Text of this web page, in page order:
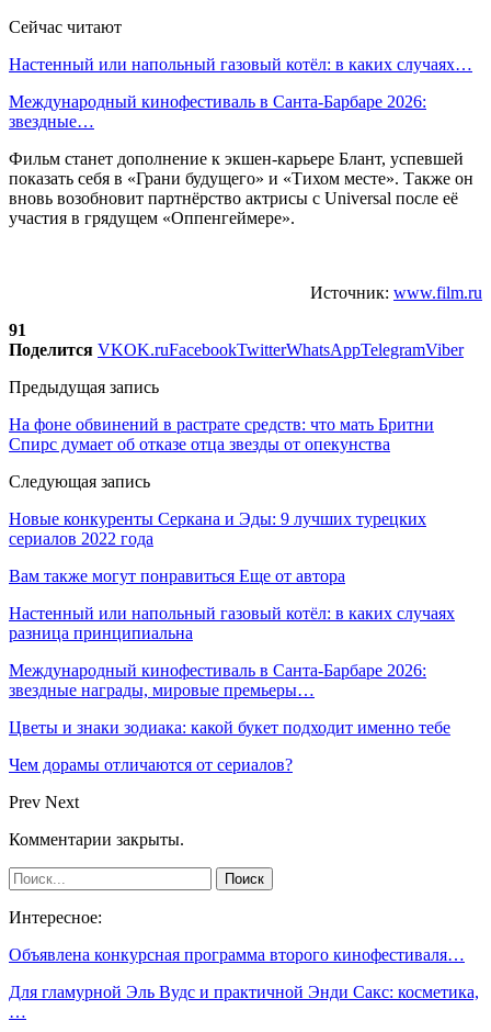
Сейчас читают
Настенный или напольный газовый котёл: в каких случаях…
Международный кинофестиваль в Санта-Барбаре 2026:
звездные…
Фильм станет дополнение к экшен-карьере Блант, успевшей
показать себя в «Грани будущего» и «Тихом месте». Также он
вновь возобновит партнёрство актрисы с Universal после её
участия в грядущем «Оппенгеймере».
Источник: www.film.ru
91
Поделится VKOK.ruFacebookTwitterWhatsAppTelegramViber
Предыдущая запись
На фоне обвинений в растрате средств: что мать Бритни
Спирс думает об отказе отца звезды от опекунства
Следующая запись
Новые конкуренты Серкана и Эды: 9 лучших турецких
сериалов 2022 года
Вам также могут понравиться Еще от автора
Настенный или напольный газовый котёл: в каких случаях
разница принципиальна
Международный кинофестиваль в Санта-Барбаре 2026:
звездные награды, мировые премьеры…
Цветы и знаки зодиака: какой букет подходит именно тебе
Чем дорамы отличаются от сериалов?
Prev Next
Комментарии закрыты.
Интересное:
Объявлена конкурсная программа второго кинофестиваля…
Для гламурной Эль Вудс и практичной Энди Сакс: косметика,
…